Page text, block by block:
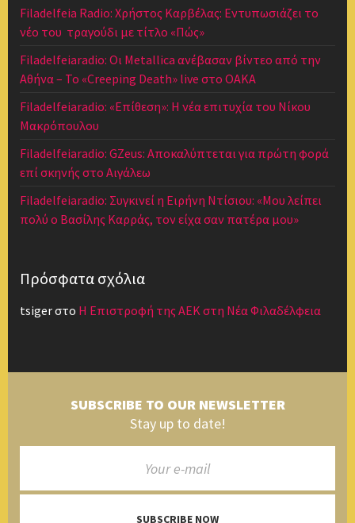
Filadelfeia Radio: Χρήστος Καρβέλας: Εντυπωσιάζει το
νέο του τραγούδι με τίτλο «Πώς»
Filadelfeiaradio: Οι Metallica ανέβασαν βίντεο από την
Αθήνα – Το «Creeping Death» live στο ΟΑΚΑ
Filadelfeiaradio: «Επίθεση»: Η νέα επιτυχία του Νίκου
Μακρόπουλου
Filadelfeiaradio: GZeus: Αποκαλύπτεται για πρώτη φορά
επί σκηνής στο Αιγάλεω
Filadelfeiaradio: Συγκινεί η Ειρήνη Ντίσιου: «Μου λείπει
πολύ ο Βασίλης Καρράς, τον είχα σαν πατέρα μου»
Πρόσφατα σχόλια
tsigerστο Η Επιστροφή της ΑΕΚ στη Νέα Φιλαδέλφεια
SUBSCRIBE TO OUR NEWSLETTER
Stay up to date!
SUBSCRIBE NOW